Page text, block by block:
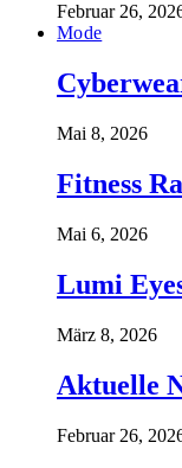
Februar 26,
Mode
Mai 8, 2026
Fitness
Mai 6, 2026
Lumi
März 8, 2026
Aktuelle
Februar 26,